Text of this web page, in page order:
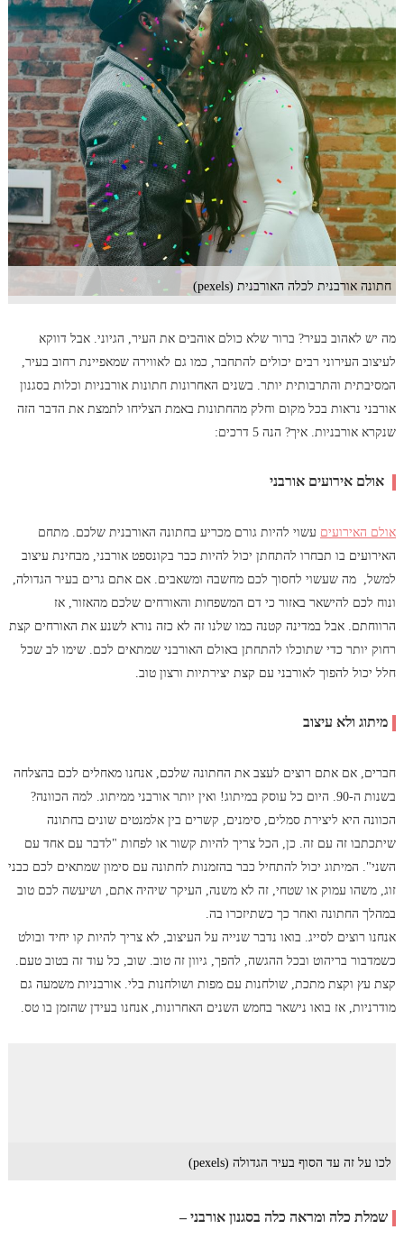
חתונה אורבנית לכלה האורבנית (pexels)
מה יש לאהוב בעיר? ברור שלא כולם אוהבים את העיר, הגיוני. אבל דווקא
לעיצוב העירוני רבים יכולים להתחבר, כמו גם לאווירה שמאפיינת רחוב בעיר,
המסיבתית והתרבותית יותר. בשנים האחרונות חתונות אורבניות וכלות בסגנון
אורבני נראות בכל מקום וחלק מהחתונות באמת הצליחו לתמצת את הדבר הזה
שנקרא אורבניות. איך? הנה 5 דרכים:
אולם אירועים אורבני
אולם האירועים עשוי להיות גורם מכריע בחתונה האורבנית שלכם. מתחם
האירועים בו תבחרו להתחתן יכול להיות כבר בקונספט אורבני, מבחינת עיצוב
למשל, מה שעשוי לחסוך לכם מחשבה ומשאבים. אם אתם גרים בעיר הגדולה,
ונוח לכם להישאר באזור כי דם המשפחות והאורחים שלכם מהאזור, אז
הרווחתם. אבל במדינה קטנה כמו שלנו זה לא כזה נורא לשנע את האורחים קצת
רחוק יותר כדי שתוכלו להתחתן באולם האורבני שמתאים לכם. שימו לב שכל
חלל יכול להפוך לאורבני עם קצת יצירתיות ורצון טוב.
מיתוג ולא עיצוב
חברים, אם אתם רוצים לעצב את החתונה שלכם, אנחנו מאחלים לכם בהצלחה
בשנות ה-90. היום כל עוסק במיתוג! ואין יותר אורבני ממיתוג. למה הכוונה?
הכוונה היא ליצירת סמלים, סימנים, קשרים בין אלמנטים שונים בחתונה
שיתכתבו זה עם זה. כן, הכל צריך להיות קשור או לפחות "לדבר עם אחד עם
השני". המיתוג יכול להתחיל כבר בהזמנות לחתונה עם סימון שמתאים לכם כבני
זוג, משהו עמוק או שטחי, זה לא משנה, העיקר שיהיה אתם, ושיעשה לכם טוב
במהלך החתונה ואחר כך כשתיזכרו בה.
אנחנו רוצים לסייג. בואו נדבר שנייה על העיצוב, לא צריך להיות קו יחיד ובולט
כשמדבור בריהוט ובכל ההגשה, להפך, גיוון זה טוב. שוב, כל עוד זה בטוב טעם.
קצת עץ וקצת מתכת, שולחנות עם מפות ושולחנות בלי. אורבניות משמעה גם
מודרניות, אז בואו נישאר בחמש השנים האחרונות, אנחנו בעידן שהזמן בו טס.
לכו על זה עד הסוף בעיר הגדולה (pexels)
שמלת כלה ומראה כלה בסגנון אורבני –